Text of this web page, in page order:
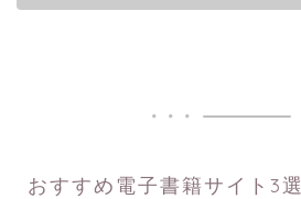
おすすめ電子書籍サイト3選